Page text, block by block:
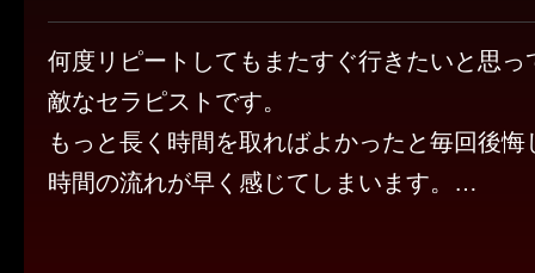
何度リピートしてもまたすぐ行きたいと思っ
敵なセラピストです。
もっと長く時間を取ればよかったと毎回後
時間の流れが早く感じてしまいます。